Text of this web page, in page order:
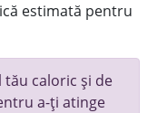
estimată pentru
tău caloric și de
a-ți atinge